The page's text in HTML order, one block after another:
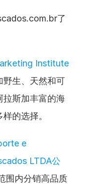
了
Institute
野生、天然和可
拉斯加丰富的海
的选择。
e
LTDA公
围内分销高品质